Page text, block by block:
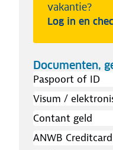
vakantie?
Log in en
Documenten,
Paspoort of ID
Visum /
Contant geld
ANWB Creditcard